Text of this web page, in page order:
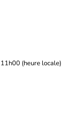
11h00 (heure locale)